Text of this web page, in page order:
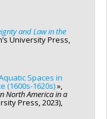
Lettre d'intention
accessibles aux
and Law in the
University Press,
Spaces in
(1600s-1620s)»,
North America in a
Press, 2023),